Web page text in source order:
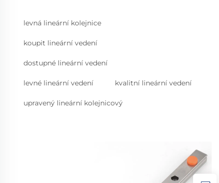
levná lineární kolejnice
koupit lineární vedení
dostupné lineární vedení
levné lineární vedení kvalitní lineární vedení
upravený lineární kolejnicový